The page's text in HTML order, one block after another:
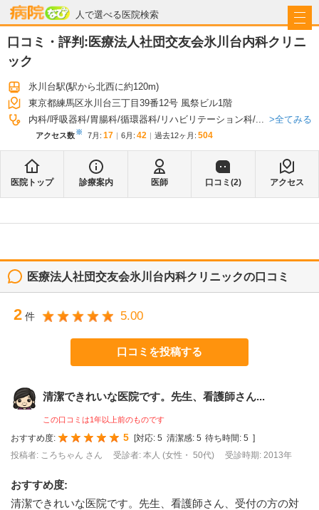
人で選べる医院検索
病院なび
口コミ・評判:医療法人社団交友会氷川台内科クリニ
ック
氷川台駅(駅から北西に約120m)
東京都練馬区氷川台三丁目39番12号 風祭ビル1階
内科 呼吸器科 胃腸科 循環器科 リハビリテーション科 ... 全てみる
アクセス数※ 7月 : 17 6月 : 42 過去12ヶ月: 504
医院トップ 診療案内 医師 口コミ(2) アクセス
医療法人社団交友会氷川台内科クリニックの口コミ
2 件 5.00
口コミを投稿する
清潔できれいな医院です。先生、看護師さん...
この口コミは1年以上前のものです
おすすめ度: 5 [対応: 5 清潔感: 5 待ち時間: 5 ]
投稿者: ころちゃん さん
受診者: 本人 (女性・ 50代) 受診時期: 2013年
おすすめ度:
清潔できれいな医院です。先生、看護師さん、受付の方の対